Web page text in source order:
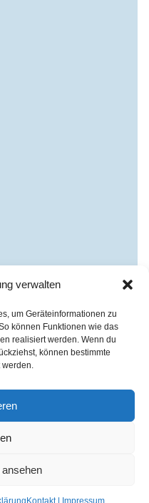
verwalten
um Geräteinformationen zu
können Funktionen wie das
realisiert werden. Wenn du
können bestimmte
werden.
Kontakt | Impressum
und Öffentlichkeitsarbeit /
Hagen 39 / 45127 Essen
/ 22 05-223 | e-Mail